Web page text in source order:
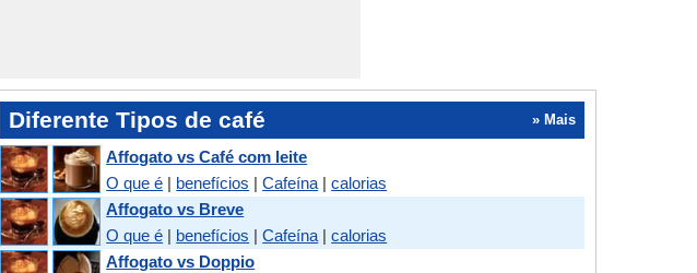
Diferente Tipos de café » Mais
Affogato vs Café com leite
O que é | benefícios |Cafeína |calorias
Affogato vs Breve
O que é | benefícios |Cafeína |calorias
Affogato vs Doppio